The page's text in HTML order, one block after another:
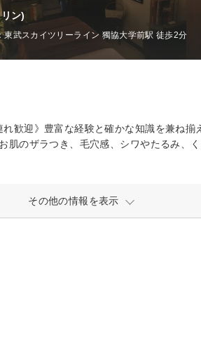
ン)
東武スカイツリーライン 獨協大学前駅 徒歩2分
歓迎》豊富な経験と確かな知識を兼ね
肌のザラつき、毛穴感、シワやたるみ、
その他の情報を表示